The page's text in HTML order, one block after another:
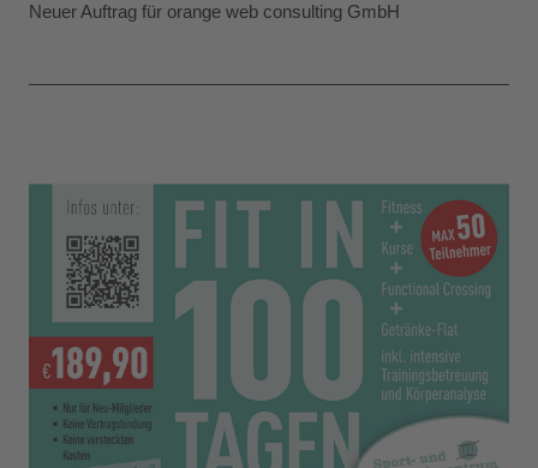
Neuer Auftrag für orange web consulting GmbH